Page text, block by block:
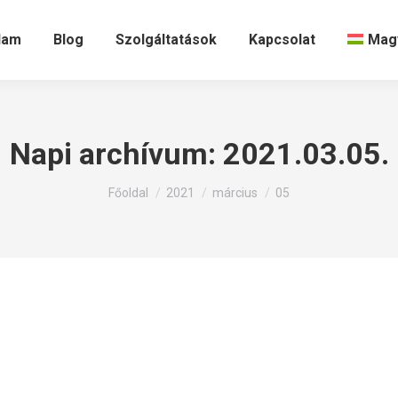
Blog Szolgáltatások Kapcsolat
Napi archívum: 2021.03.05.
Itt állsz:
Főoldal 2021 március 05